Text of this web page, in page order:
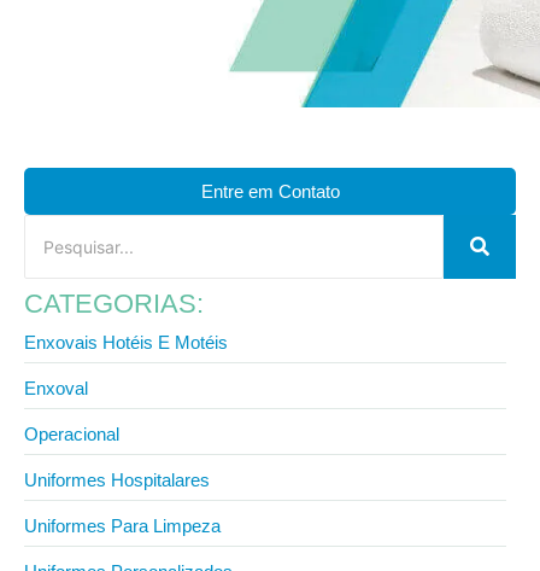
Entre em Contato
CATEGORIAS:
Enxovais Hotéis E Motéis
Enxoval
Operacional
Uniformes Hospitalares
Uniformes Para Limpeza